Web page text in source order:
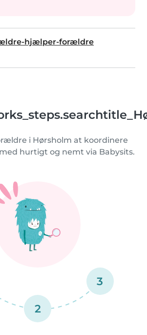
hjælper-forældre
i Hørsholm at koordinere
hurtigt og nemt via Babysits.
2
3